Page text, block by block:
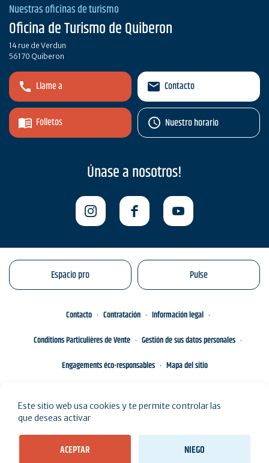
Nuestras oficinas de turismo
Oficina de Turismo de Quiberon
14 rue de Verdun
56170 Quiberon
Llame a
Folletos
Contacto
Nuestro horario
Únase a nosotros!
Espacio pro Pulse
Contacto Contratación
Información legal
Conditions Particulières de Vente
Gestión de sus datos personales
Engagements éco-responsables
Mapa del sitio
Este sitio web usa cookies y te permite controlar las
que deseas activar
ACEPTAR NIEGO